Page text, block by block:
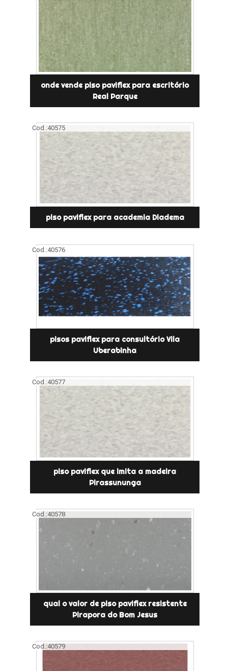
onde vende piso paviflex para escritório
Real Parque
Cod.:40575
piso paviflex para academia Diadema
Cod.:40576
pisos paviflex para consultório Vila
Uberabinha
Cod.:40577
piso paviflex que imita a madeira
Pirassununga
Cod.:40578
qual o valor de piso paviflex resistente
Pirapora do Bom Jesus
Cod.:40579